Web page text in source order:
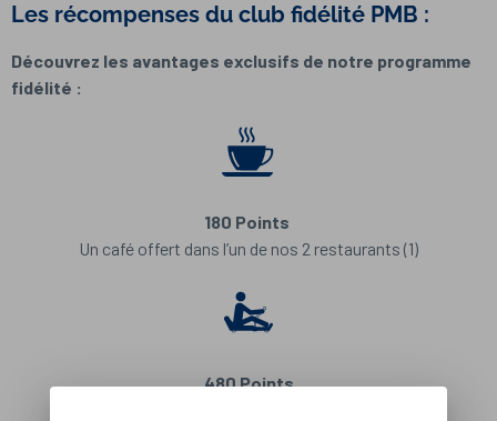
Les récompenses du club fidélité PMB :
Découvrez les avantages exclusifs de notre programme
fidélité :
180 Points
Un café offert dans l’un de nos 2 restaurants (1)
480 Points